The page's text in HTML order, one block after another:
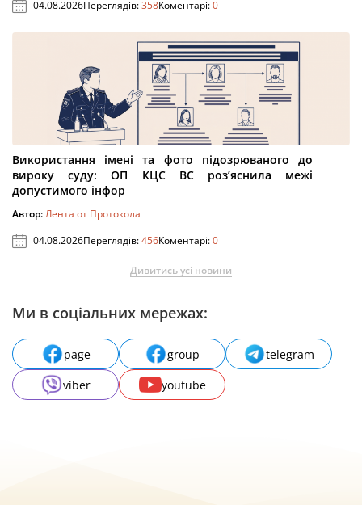
04.08.2026Переглядів:358Коментарі:0
Використання імені та фото підозрюваного до
вироку суду: ОП КЦС ВС роз’яснила межі
допустимого інфор
Автор:Лента от Протокола
04.08.2026Переглядів:456Коментарі:0
Дивитись усі новини
Ми в соціальних мережах:
page group
telegram
viber
youtube